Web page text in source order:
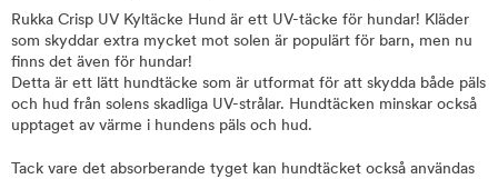
Rukka Crisp UV Kyltäcke Hund är ett UV-täcke för hundar! Kläder
som skyddar extra mycket mot solen är populärt för barn, men nu
finns det även för hundar!
Detta är ett lätt hundtäcke som är utformat för att skydda både päls
och hud från solens skadliga UV-strålar. Hundtäcken minskar också
upptaget av värme i hundens päls och hud.
Tack vare det absorberande tyget kan hundtäcket också användas